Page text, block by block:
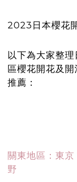
2023日本櫻花
以下為大家整
區櫻花開花及
推薦：
關東地區：東
野